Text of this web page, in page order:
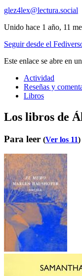
glez4lex@lectura.social
Unido hace 1 año, 11
Seguir desde el
Este enlace se abre en
Actividad
Reseñas y
Libros
Los libros de
Para leer (Ver los 11)